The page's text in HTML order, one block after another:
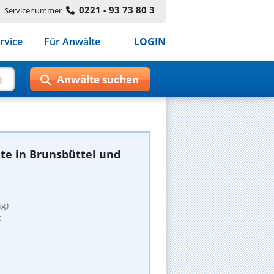
Servicenummer 0221 - 93 73 80 3
Für Anwälte LOGIN
in Brunsbüttel und